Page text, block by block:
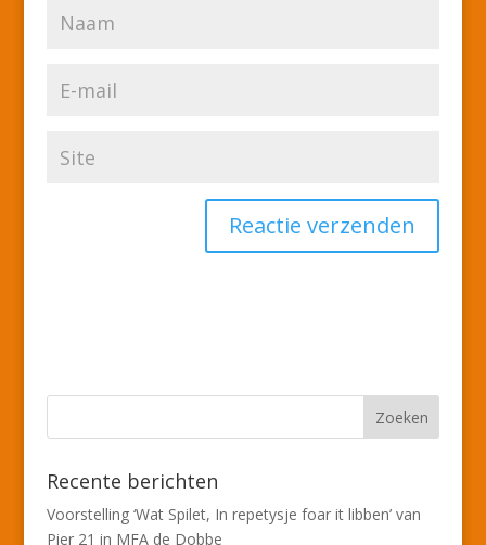
Recente berichten
Voorstelling ‘Wat Spilet, In repetysje foar it libben’ van
Pier 21 in MFA de Dobbe